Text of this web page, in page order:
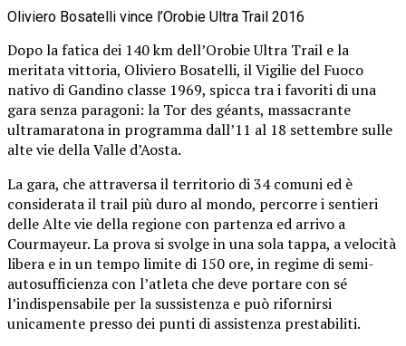
Oliviero Bosatelli vince l’Orobie Ultra Trail 2016
Dopo la fatica dei 140 km dell’Orobie Ultra Trail e la
meritata vittoria, Oliviero Bosatelli, il Vigilie del Fuoco
nativo di Gandino classe 1969, spicca tra i favoriti di una
gara senza paragoni: la Tor des géants, massacrante
ultramaratona in programma dall’11 al 18 settembre sulle
alte vie della Valle d’Aosta.
La gara, che attraversa il territorio di 34 comuni ed è
considerata il trail più duro al mondo, percorre i sentieri
delle Alte vie della regione con partenza ed arrivo a
Courmayeur. La prova si svolge in una sola tappa, a velocità
libera e in un tempo limite di 150 ore, in regime di semi-
autosufficienza con l’atleta che deve portare con sé
l’indispensabile per la sussistenza e può rifornirsi
unicamente presso dei punti di assistenza prestabiliti.